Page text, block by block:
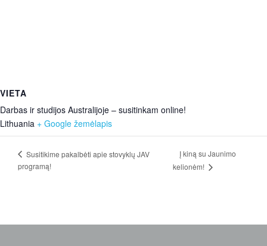
VIETA
Darbas ir studijos Australijoje – susitinkam online!
Lithuania + Google žemėlapis
Susitikime pakalbėti apie stovyklų JAV
programą!
Į kiną su Jaunimo
kelionėm!